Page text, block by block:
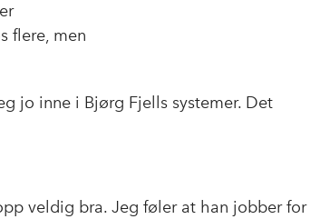
flere, men
jo inne i Bjørg Fjells systemer. Det
veldig bra. Jeg føler at han jobber for